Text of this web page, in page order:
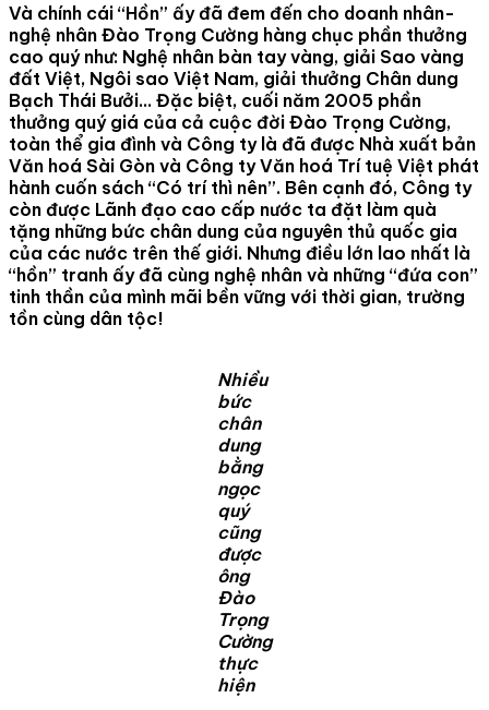
Và chính cái “Hồn” ấy đã đem đến cho doanh nhân-
nghệ nhân Đào Trọng Cường hàng chục phần thưởng
cao quý như: Nghệ nhân bàn tay vàng, giải Sao vàng
đất Việt, Ngôi sao Việt Nam, giải thưởng Chân dung
Bạch Thái Bưởi… Đặc biệt, cuối năm 2005 phần
thưởng quý giá của cả cuộc đời Đào Trọng Cường,
toàn thể gia đình và Công ty là đã được Nhà xuất bản
Văn hoá Sài Gòn và Công ty Văn hoá Trí tuệ Việt phát
hành cuốn sách “Có trí thì nên”. Bên cạnh đó, Công ty
còn được Lãnh đạo cao cấp nước ta đặt làm quà
tặng những bức chân dung của nguyên thủ quốc gia
của các nước trên thế giới. Nhưng điều lớn lao nhất là
“hồn” tranh ấy đã cùng nghệ nhân và những “đứa con”
tinh thần của mình mãi bền vững với thời gian, trường
tồn cùng dân tộc!
Nhiều
bức
chân
dung
bằng
ngọc
quý
cũng
được
ông
Đào
Trọng
Cường
thực
hiện